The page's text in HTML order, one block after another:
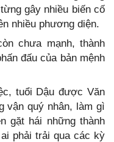
gây nhiều biến cố
nhiều phương diện.
chưa mạnh, thành
đấu của bản mệnh
tuổi Dậu được Văn
vận quý nhân, làm gì
gặt hái những thành
phải trải qua các kỳ